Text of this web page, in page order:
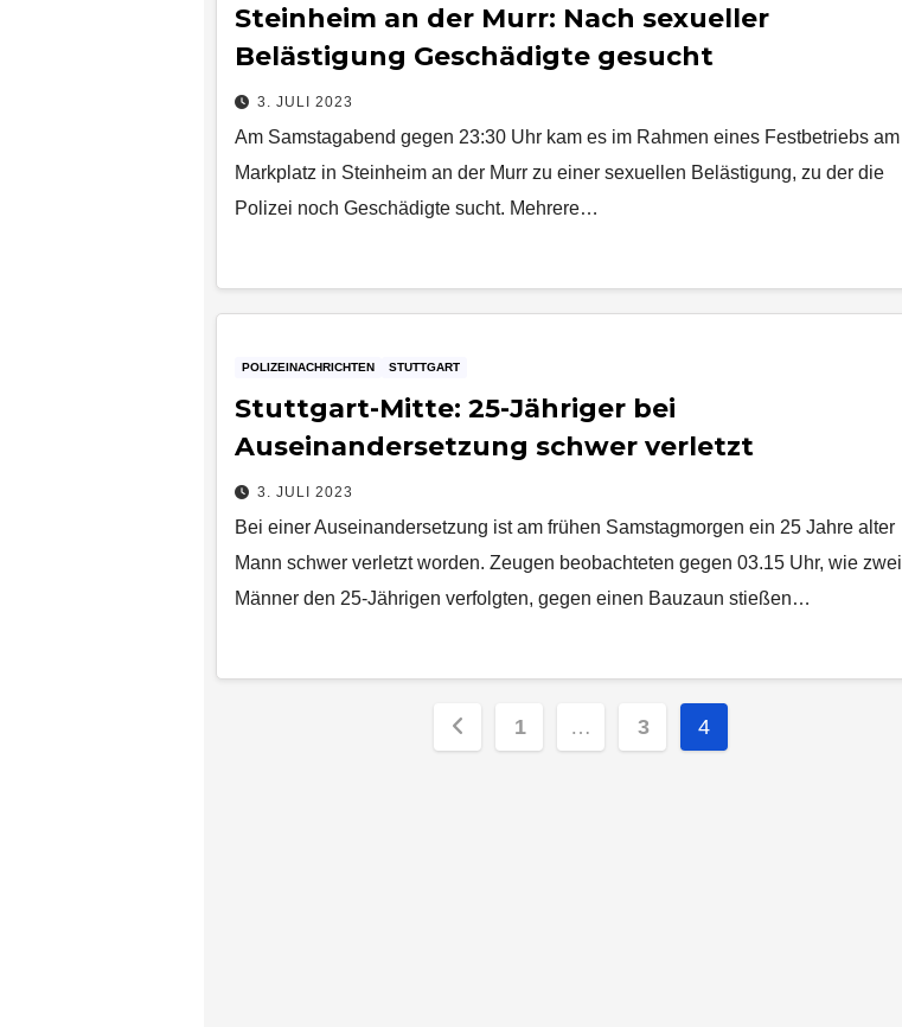
Steinheim an der Murr: Nach sexueller
Belästigung Geschädigte gesucht
3. JULI 2023
Am Samstagabend gegen 23:30 Uhr kam es im Rahmen eines Festbetriebs am
Markplatz in Steinheim an der Murr zu einer sexuellen Belästigung, zu der die
Polizei noch Geschädigte sucht. Mehrere…
POLIZEINACHRICHTEN STUTTGART
Stuttgart-Mitte: 25-Jähriger bei
Auseinandersetzung schwer verletzt
3. JULI 2023
Bei einer Auseinandersetzung ist am frühen Samstagmorgen ein 25 Jahre alter
Mann schwer verletzt worden. Zeugen beobachteten gegen 03.15 Uhr, wie zwei
Männer den 25-Jährigen verfolgten, gegen einen Bauzaun stießen…
Seitennummerierung
der
1 … 3 4